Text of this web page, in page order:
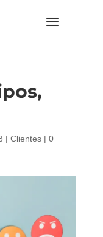
| Clientes| 0